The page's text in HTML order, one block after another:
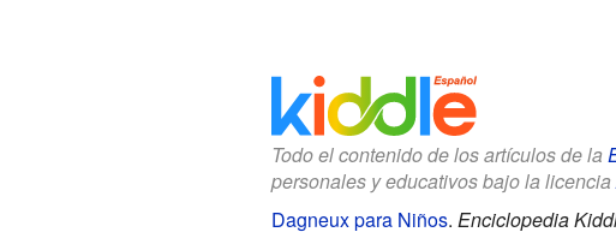
Todo el contenido de los artículos de la
personales y educativos bajo la licencia
Dagneux para Niños. Enciclopedia